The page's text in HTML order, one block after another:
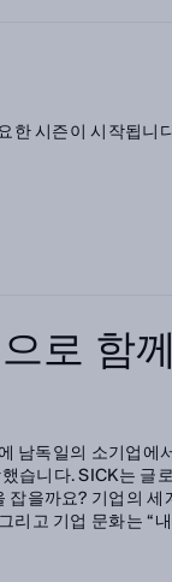
한 시즌이 시작됩니
로 함
남독일의 소기업에
습니다. SICK는 글
잡을까요? 기업의
리고 기업 문화는 “